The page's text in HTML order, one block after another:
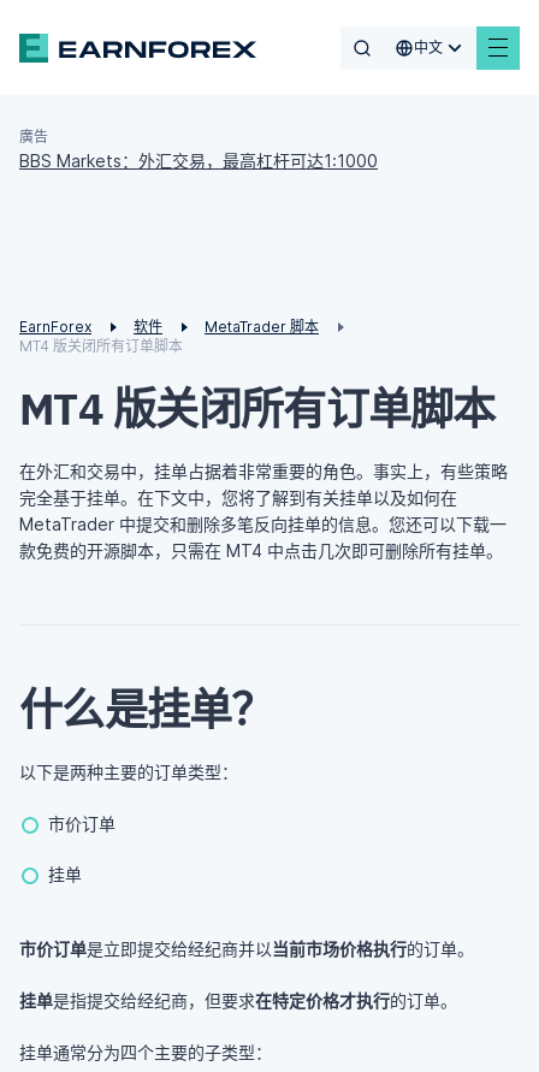
中文
廣告
BBS Markets：外汇交易，最高杠杆可达1:1000
EarnForex 软件
MetaTrader 脚本
MT4 版关闭所有订单脚本
MT4 版关闭所有订单脚本
在外汇和交易中，挂单占据着非常重要的角色。事实上，有些策略
完全基于挂单。在下文中，您将了解到有关挂单以及如何在
MetaTrader 中提交和删除多笔反向挂单的信息。您还可以下载一
款免费的开源脚本，只需在 MT4 中点击几次即可删除所有挂单。
什么是挂单？
以下是两种主要的订单类型：
市价订单
挂单
市价订单是立即提交给经纪商并以当前市场价格执行的订单。
挂单是指提交给经纪商，但要求在特定价格才执行的订单。
挂单通常分为四个主要的子类型：